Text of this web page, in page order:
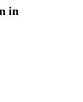
in